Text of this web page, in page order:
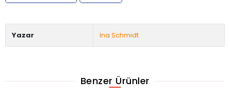
Yazar Ina Schmidt
Benzer Ürünler